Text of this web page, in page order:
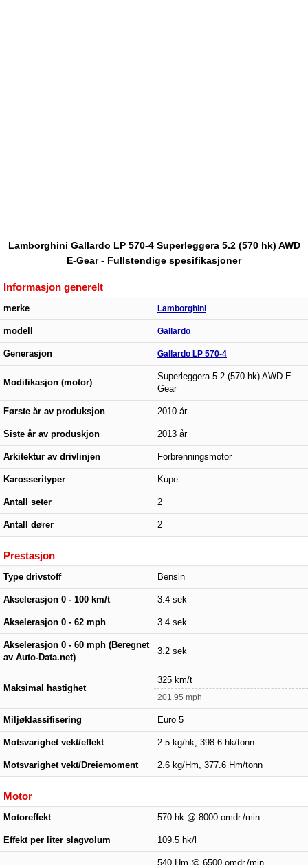
Lamborghini Gallardo LP 570-4 Superleggera 5.2 (570 hk) AWD
E-Gear - Fullstendige spesifikasjoner
Informasjon generelt
merke Lamborghini
modell Gallardo
Generasjon Gallardo LP 570-4
Modifikasjon (motor)
Superleggera 5.2 (570 hk) AWD E-
Gear
Første år av produksjon 2010 år
Siste år av produskjon 2013 år
Arkitektur av drivlinjen Forbrenningsmotor
Karosserityper Kupe
Antall seter 2
Antall dører 2
Prestasjon
Type drivstoff Bensin
Akselerasjon 0 - 100 km/t 3.4 sek
Akselerasjon 0 - 62 mph 3.4 sek
Akselerasjon 0 - 60 mph (Beregnet
av Auto-Data.net)
3.2 sek
Maksimal hastighet
325 km/t
201.95 mph
Miljøklassifisering Euro 5
Motsvarighet vekt/effekt 2.5 kg/hk, 398.6 hk/tonn
Motsvarighet vekt/Dreiemoment 2.6 kg/Hm, 377.6 Hm/tonn
Motor
Motoreffekt 570 hk @ 8000 omdr./min.
Effekt per liter slagvolum 109.5 hk/l
540 Hm @ 6500 omdr./min.